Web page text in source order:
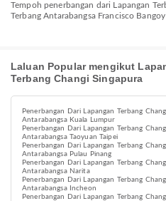
Tempoh penerbangan dari Lapangan Terbang Changi Singapura ke Lapangan
Terbang Antarabangsa Francisco
Laluan Popular mengikut
Terbang Changi Singapura
Penerbangan Dari Lapangan Terbang
Antarabangsa Kuala Lumpur
Penerbangan Dari Lapangan Terbang
Antarabangsa Taoyuan Taipei
Penerbangan Dari Lapangan Terbang
Antarabangsa Pulau Pinang
Penerbangan Dari Lapangan Terbang
Antarabangsa Narita
Penerbangan Dari Lapangan Terbang
Antarabangsa Incheon
Penerbangan Dari Lapangan Terbang